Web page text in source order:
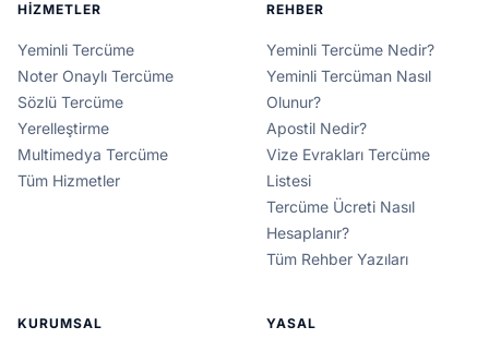
HIZMETLER
Yeminli Tercüme
Noter Onaylı Tercüme
Sözlü Tercüme
Yerelleştirme
Multimedya Tercüme
Tüm Hizmetler
REHBER
Yeminli Tercüme Nedir?
Yeminli Tercüman Nasıl
Olunur?
Apostil Nedir?
Vize Evrakları Tercüme
Listesi
Tercüme Ücreti Nasıl
Hesaplanır?
Tüm Rehber Yazıları
KURUMSAL YASAL